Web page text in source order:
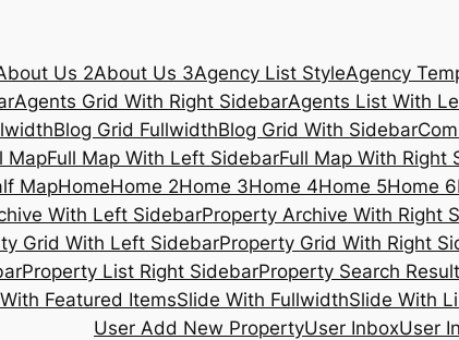
Us 2About Us 3Agency List StyleAgency
Agents Grid With Right SidebarAgents List With
Blog Grid FullwidthBlog Grid With Sidebar
MapFull Map With Left SidebarFull Map With Right
MapHomeHome 2Home 3Home 4Home 5Home 6
With Left SidebarProperty Archive With Right
Grid With Left SidebarProperty Grid With Right
Property List Right SidebarProperty Search Result
Featured ItemsSlide With FullwidthSlide With
User Add New PropertyUser InboxUser